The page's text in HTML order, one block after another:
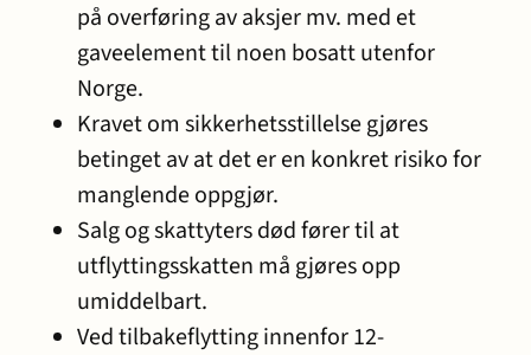
på overføring av aksjer mv. med et
gaveelement til noen bosatt utenfor
Norge.
Kravet om sikkerhetsstillelse gjøres
betinget av at det er en konkret risiko for
manglende oppgjør.
Salg og skattyters død fører til at
utflyttingsskatten må gjøres opp
umiddelbart.
Ved tilbakeflytting innenfor 12-